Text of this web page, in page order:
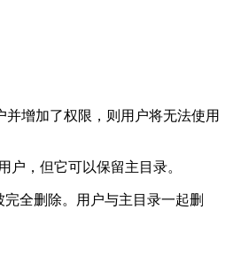
并增加了权限，则用户将无法使用
户，但它可以保留主目录。
完全删除。用户与主目录一起删